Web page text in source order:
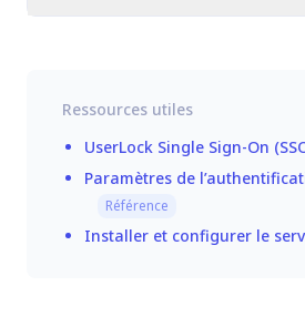
Étape 2. Configurer Adobe
UserLock
Mettre à jour le certificat
Sign
Ressources utiles
UserLock Single Sign-On
Paramètres de
Référence
Installer et configurer le